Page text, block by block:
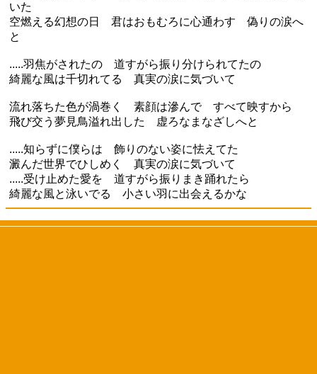
いた
空燃える幻想の日 君はおもむろに心通わす 偽りの涙へ
と
.....羽焦がされたの 道すがら振り分けられてたの
綺麗な風は千切れてる 真実の涙に気づいて
流れ落ちた色が渦巻く 素顔は滲んで すべて映すから
飛び交う夢見鳥溢れ出した 虚ろなまなざしへと
.....知らずに僕らは 飾りのない姿に怯えてた
澱んだ世界でひしめく 真実の涙に気づいて
.....受け止めた愛を 道すがら振りまき踊れたら
綺麗な風と泳いでる 小さい羽に出会えるかな